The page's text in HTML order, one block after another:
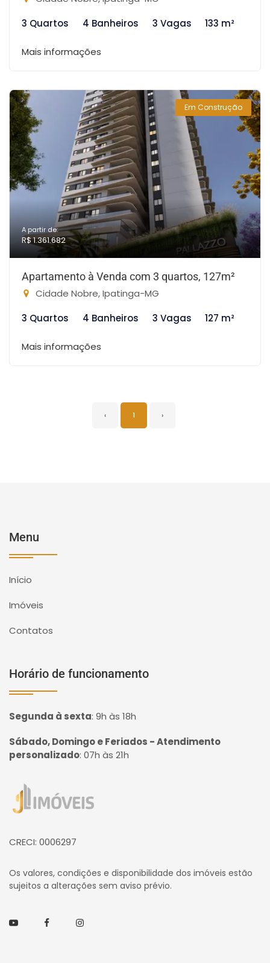
3 Quartos
4 Banheiros 3 Vagas 133 m²
Mais informações
Em Construção
A partir de:
R$ 1.361.682
Apartamento à Venda com 3 quartos, 127m²
Cidade Nobre, Ipatinga-MG
3 Quartos
4 Banheiros 3 Vagas 127 m²
Mais informações
‹ 1 ›
Menu
Início
Imóveis
Contatos
Horário de funcionamento
Segunda à sexta: 9h às 18h
Sábado, Domingo e Feriados - Atendimento
personalizado: 07h às 21h
Página inicial
CRECI: 0006297
Os valores, condições e disponibilidade dos imóveis estão
sujeitos a alterações sem aviso prévio.
YoutubeFacebookInstagram